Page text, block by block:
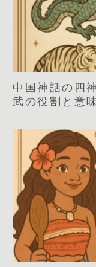
中国神話の四
武の役割と意味